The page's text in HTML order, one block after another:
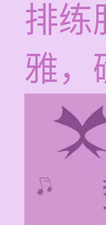
排练
雅，